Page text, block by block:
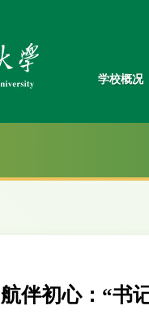
学校概况
伴初心：“书